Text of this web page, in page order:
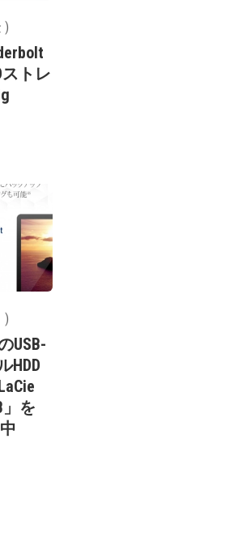
)
ストレ
)
USB-
HDD
」を